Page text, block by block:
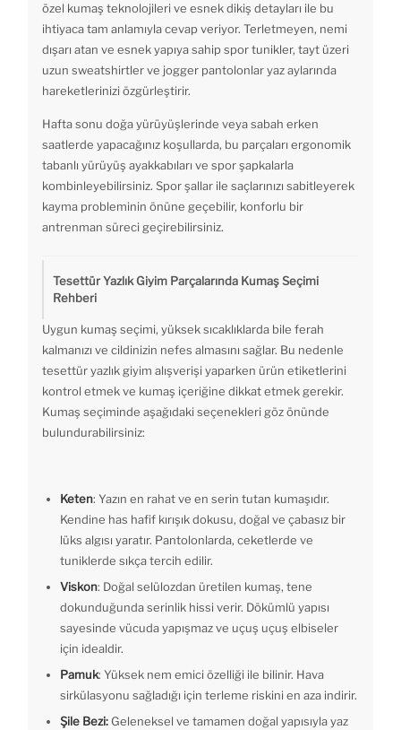
özel kumaş teknolojileri ve esnek dikiş detayları ile bu
ihtiyaca tam anlamıyla cevap veriyor. Terletmeyen, nemi
dışarı atan ve esnek yapıya sahip spor tunikler, tayt üzeri
uzun sweatshirtler ve jogger pantolonlar yaz aylarında
hareketlerinizi özgürleştirir.
Hafta sonu doğa yürüyüşlerinde veya sabah erken
saatlerde yapacağınız koşullarda, bu parçaları ergonomik
tabanlı yürüyüş ayakkabıları ve spor şapkalarla
kombinleyebilirsiniz. Spor şallar ile saçlarınızı sabitleyerek
kayma probleminin önüne geçebilir, konforlu bir
antrenman süreci geçirebilirsiniz.
Tesettür Yazlık Giyim Parçalarında Kumaş Seçimi
Rehberi
Uygun kumaş seçimi, yüksek sıcaklıklarda bile ferah
kalmanızı ve cildinizin nefes almasını sağlar. Bu nedenle
tesettür yazlık giyim alışverişi yaparken ürün etiketlerini
kontrol etmek ve kumaş içeriğine dikkat etmek gerekir.
Kumaş seçiminde aşağıdaki seçenekleri göz önünde
bulundurabilirsiniz:
Keten: Yazın en rahat ve en serin tutan kumaşıdır.
Kendine has hafif kırışık dokusu, doğal ve çabasız bir
lüks algısı yaratır. Pantolonlarda, ceketlerde ve
tuniklerde sıkça tercih edilir.
Viskon: Doğal selülozdan üretilen kumaş, tene
dokunduğunda serinlik hissi verir. Dökümlü yapısı
sayesinde vücuda yapışmaz ve uçuş uçuş elbiseler
için idealdir.
Pamuk: Yüksek nem emici özelliği ile bilinir. Hava
sirkülasyonu sağladığı için terleme riskini en aza indirir.
Şile Bezi: Geleneksel ve tamamen doğal yapısıyla yaz